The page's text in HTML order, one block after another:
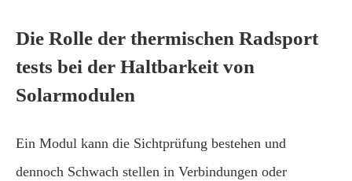
Die Rolle der thermischen Radsport
tests bei der Haltbarkeit von
Solarmodulen
Ein Modul kann die Sichtprüfung bestehen und
dennoch Schwach stellen in Verbindungen oder